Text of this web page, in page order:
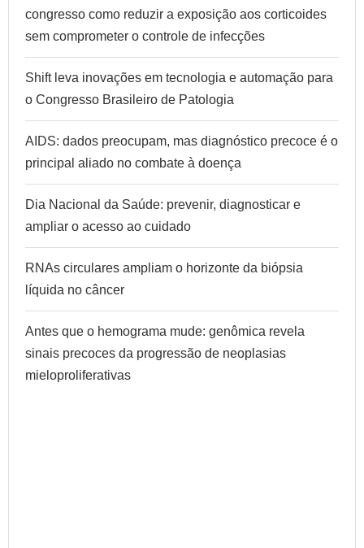
congresso como reduzir a exposição aos corticoides
sem comprometer o controle de infecções
Shift leva inovações em tecnologia e automação para
o Congresso Brasileiro de Patologia
AIDS: dados preocupam, mas diagnóstico precoce é o
principal aliado no combate à doença
Dia Nacional da Saúde: prevenir, diagnosticar e
ampliar o acesso ao cuidado
RNAs circulares ampliam o horizonte da biópsia
líquida no câncer
Antes que o hemograma mude: genômica revela
sinais precoces da progressão de neoplasias
mieloproliferativas